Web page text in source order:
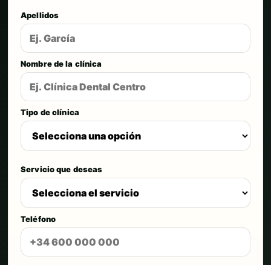
Apellidos
Nombre de la clínica
Tipo de clínica
Servicio que deseas
Teléfono